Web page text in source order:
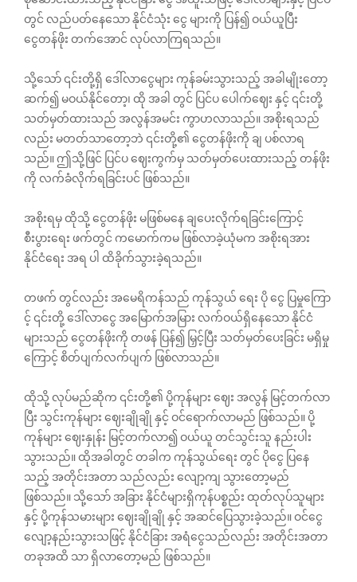
တွင် လည်ပတ်နေသော နိုင်ငံသုံး ငွေ များကို ပြန်၍ ဝယ်ယူပြီး
ငွေတန်ဖိုး တက်အောင် လုပ်လာကြရသည်။
သို့သော် ၎င်းတို့ရှိ ဒေါ်လာငွေများ ကုန်ခမ်းသွားသည့် အခါမျိုးတော့
ဆက်၍ မဝယ်နိုင်တော့၊ ထို အခါ တွင် ပြင်ပ ပေါက်ဈေး နှင့် ၎င်းတို့
သတ်မှတ်ထားသည် အလွန်အမင်း ကွာဟလာသည်။ အစိုးရသည်
လည်း မတတ်သာတော့ဘဲ ၎င်းတို့၏ ငွေတန်ဖိုးကို ချ ပစ်လာရ
သည်။ ဤသို့ဖြင် ပြင်ပ ဈေးကွက်မှ သတ်မှတ်ပေးထားသည့် တန်ဖိုး
ကို လက်ခံလိုက်ရခြင်းပင် ဖြစ်သည်။
အစိုးရမှ ထိုသို့ ငွေတန်ဖိုး မဖြစ်မနေ ချပေးလိုက်ရခြင်းကြောင့်
စီးပွားရေး ဖက်တွင် ကမောက်ကမ ဖြစ်လာခဲ့ယုံမက အစိုးရအား
နိုင်ငံရေး အရ ပါ ထိခိုက်သွားခဲ့ရသည်။
တဖက် တွင်လည်း အမေရိကန်သည် ကုန်သွယ်‌ ရေး ပို‌ ငွေ ပြမှုကြော
င့် ၎င်းတို့ ဒေါ်လာငွေ အမြောက်အမြား လက်ဝယ်ရှိနေသော နိုင်ငံ
များသည် ငွေတန်ဖိုးကို တဖန် ပြန်၍ မြှင့်ပြီး သတ်မှတ်ပေးခြင်း မရှိမှု
ကြောင့် စိတ်ပျက်လက်ပျက် ဖြစ်လာသည်။
ထိုသို့ လုပ်မည်ဆိုက ၎င်းတို့၏ ပို့ကုန်များ ဈေး အလွန် မြင့်တက်လာ
ပြီး သွင်းကုန်များ ဈေးချိုချို နှင့် ဝင်ရောက်လာမည် ဖြစ်သည်။ ပို့
ကုန်များ ဈေးနှုန်း မြင့်တက်လာ၍ ဝယ်ယူ တင်သွင်းသူ နည်းပါး
သွားသည်။ ထိုအခါတွင် တခါက ကုန်သွယ်ရေး တွင် ပိုငွေ ပြနေ
သည့် အတိုင်းအတာ သည်လည်း လျော့ကျ သွားတော့မည်
ဖြစ်သည်။ သို့သော် အခြား နိုင်ငံများရှိကုန်ပစ္စည်း ထုတ်လုပ်သူများ
နှင့် ပို့ကုန်သမားများ ဈေးချိုချို နှင့် အဆင်ပြေသွားခဲ့သည်။ ဝင်ငွေ
လျော့နည်းသွားသဖြင့် နိုင်ငံခြား အရံငွေသည်လည်း အတိုင်းအတာ
တခုအထိ သာ ရှိလာတော့မည် ဖြစ်သည်။